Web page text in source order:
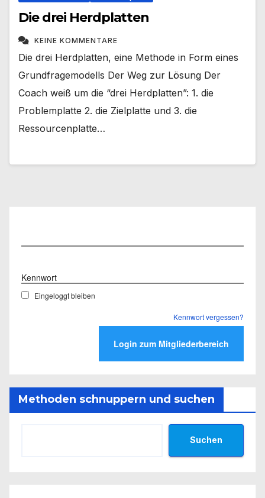
Die drei Herdplatten
KEINE KOMMENTARE
Die drei Herdplatten, eine Methode in Form eines
Grundfragemodells Der Weg zur Lösung Der
Coach weiß um die “drei Herdplatten”: 1. die
Problemplatte 2. die Zielplatte und 3. die
Ressourcenplatte…
Kennwort
Eingeloggt bleiben
Kennwort vergessen?
Methoden schnuppern und suchen
Suchen